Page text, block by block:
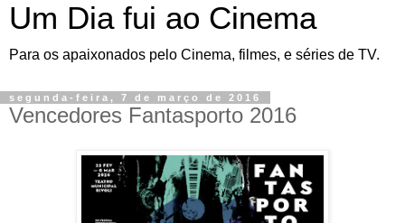
Um Dia fui ao Cinema
Para os apaixonados pelo Cinema, filmes, e séries de TV.
segunda-feira, 7 de março de 2016
Vencedores Fantasporto 2016